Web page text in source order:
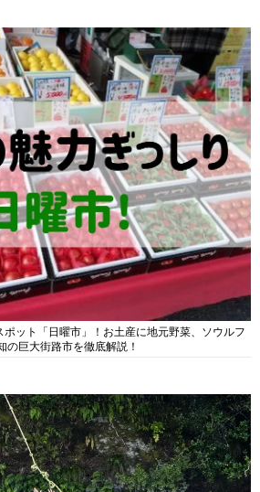
ット「日曜市」！お土産に地元野菜、ソウルフ
の巨大街路市を徹底解説！